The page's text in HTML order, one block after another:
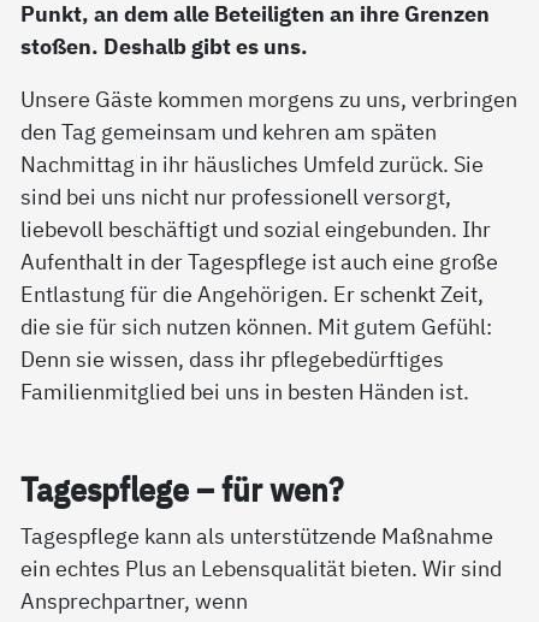
Punkt, an dem alle Beteiligten an ihre Grenzen
stoßen. Deshalb gibt es uns.
Unsere Gäste kommen morgens zu uns, verbringen
den Tag gemeinsam und kehren am späten
Nachmittag in ihr häusliches Umfeld zurück. Sie
sind bei uns nicht nur professionell versorgt,
liebevoll beschäftigt und sozial eingebunden. Ihr
Aufenthalt in der Tagespflege ist auch eine große
Entlastung für die Angehörigen. Er schenkt Zeit,
die sie für sich nutzen können. Mit gutem Gefühl:
Denn sie wissen, dass ihr pflegebedürftiges
Familienmitglied bei uns in besten Händen ist.
Ta­gespf­le­ge – für wen?
Tagespflege kann als unterstützende Maßnahme
ein echtes Plus an Lebensqualität bieten. Wir sind
Ansprechpartner, wenn